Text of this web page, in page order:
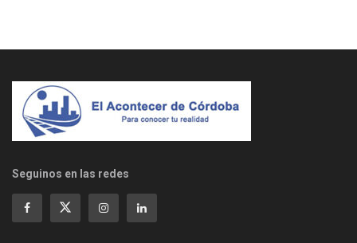
Seguinos en las redes